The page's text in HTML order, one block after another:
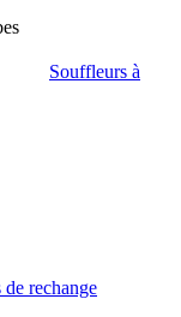
Souffleurs à
de rechange